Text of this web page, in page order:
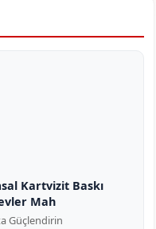
Kartvizit Baskı
Mah
Güçlendirin